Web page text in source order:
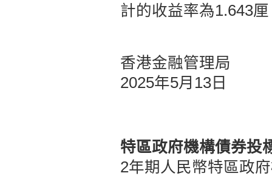
計的收益率為1.643
香港金融管理局
2025年5月13日
特區政府機構債券投
2年期人民幣特區政